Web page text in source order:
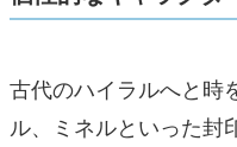
古代のハイラルへと時
ル、ミネルといった封